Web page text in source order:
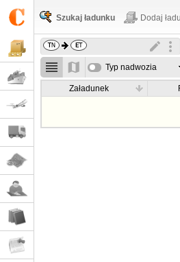
Szukaj ładunku Dodaj
Typ nadwozia
Załadunek